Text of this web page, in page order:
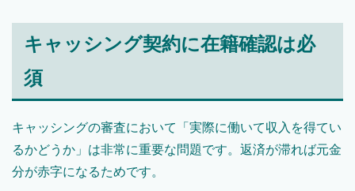
キャッシング契約に在籍確認は必
須
キャッシングの審査において「実際に働いて収入を得てい
るかどうか」は非常に重要な問題です。返済が滞れば元金
分が赤字になるためです。